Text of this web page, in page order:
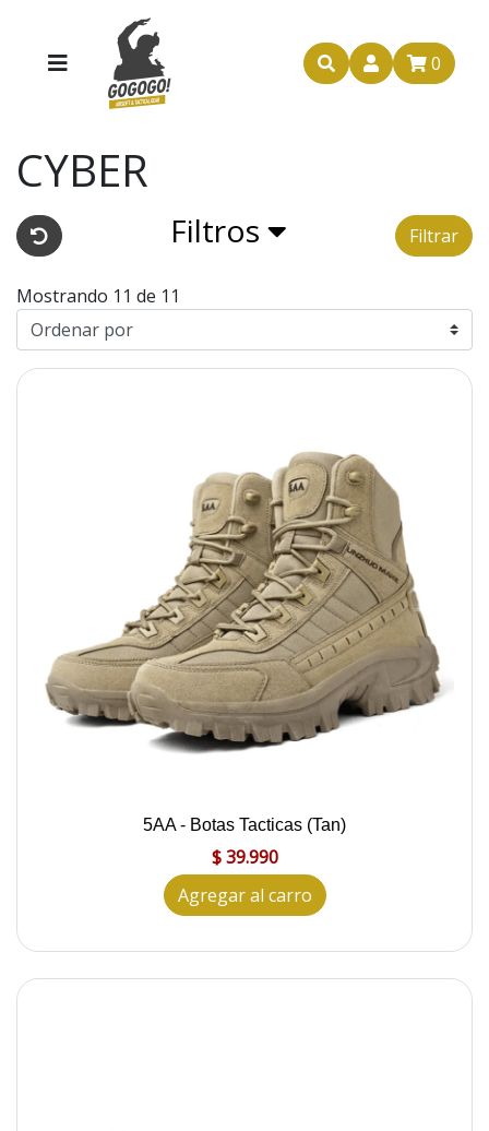
0
CYBER
Filtros Filtrar
Mostrando 11 de 11
5AA - Botas Tacticas (Tan)
$ 39.990
Agregar al carro